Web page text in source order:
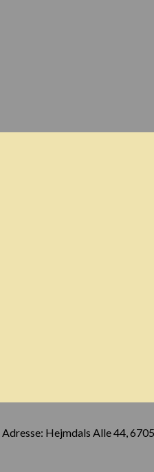
Adresse: Hejmdals Alle 44,